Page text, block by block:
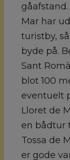
Mar har
turistby,
byde på.
Sant
blot 100
eventuelt
Lloret de
en bådtur
Tossa de
er gode